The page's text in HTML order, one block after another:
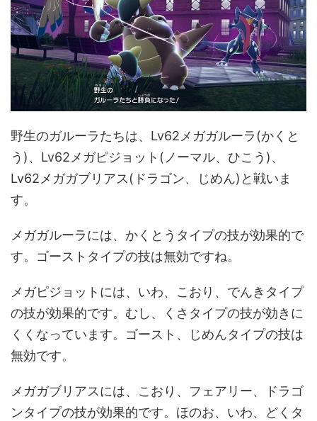
野生のガルーラたちは、Lv62メガガルーラ(かくと
う)、Lv62メガピジョット(ノーマル、ひこう)、
Lv62メガガブリアス(ドラゴン、じめん)と戦いま
す。
メガガルーラには、かくとうタイプの技が効果的で
す。ゴーストタイプの技は無効ですね。
メガピジョットには、いわ、こおり、でんきタイプ
の技が効果的です。むし、くさタイプの技が効きに
くくなっています。ゴースト、じめんタイプの技は
無効です。
メガガブリアスには、こおり、フェアリー、ドラゴ
ンタイプの技が効果的です。ほのお、いわ、どくタ